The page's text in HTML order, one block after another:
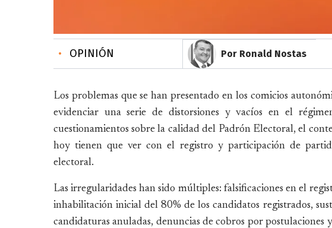
• OPINIÓN Por Ronald Nostas
Los problemas que se han presentado en los comicios
evidenciar una serie de distorsiones y vacíos en el
cuestionamientos sobre la calidad del Padrón Electoral, el
hoy tienen que ver con el registro y participación de
electoral.
Las irregularidades han sido múltiples: falsificaciones en el
inhabilitación inicial del 80% de los candidatos registrados,
candidaturas anuladas, denuncias de cobros por